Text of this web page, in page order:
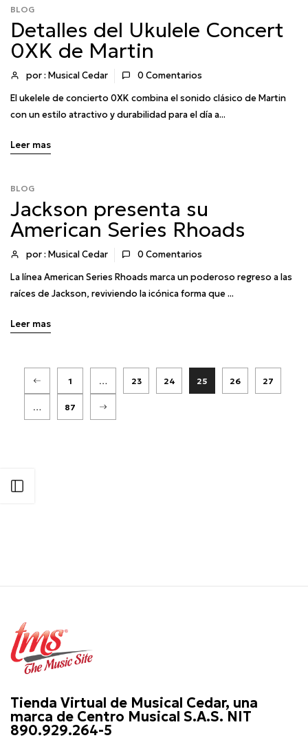
BLOG
Detalles del Ukulele Concert
0XK de Martin
por : Musical Cedar 0 Comentarios
El ukelele de concierto 0XK combina el sonido clásico de Martin
con un estilo atractivo y durabilidad para el día a...
Leer mas
BLOG
Jackson presenta su
American Series Rhoads
por : Musical Cedar 0 Comentarios
La línea American Series Rhoads marca un poderoso regreso a las
raíces de Jackson, reviviendo la icónica forma que ...
Leer mas
1 … 23 24 25 26 27
… 87
Tienda Virtual de Musical Cedar, una
marca de Centro Musical S.A.S. NIT
890.929.264-5